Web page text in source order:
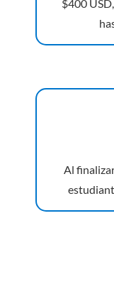
$400
Al